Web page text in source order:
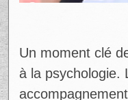
Elle admet aussi
Pendant des
regarder ses